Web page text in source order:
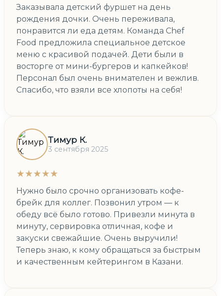
Заказывала детский фуршет на день
рождения дочки. Очень переживала,
понравится ли еда детям. Команда Chef
Food предложила специальное детское
меню с красивой подачей. Дети были в
восторге от мини-бургеров и капкейков!
Персонал был очень внимателен и вежлив.
Спасибо, что взяли все хлопоты на себя!
Тимур К.
3 сентября 2025
★★★★★
Нужно было срочно организовать кофе-
брейк для коллег. Позвонил утром — к
обеду всё было готово. Привезли минута в
минуту, сервировка отличная, кофе и
закуски свежайшие. Очень выручили!
Теперь знаю, к кому обращаться за быстрым
и качественным кейтерингом в Казани.